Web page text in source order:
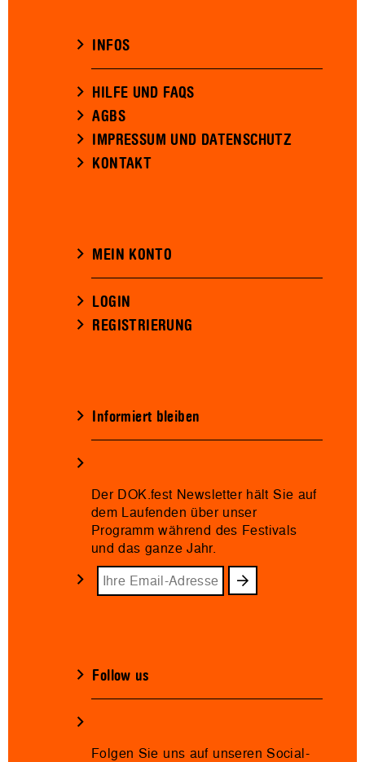
INFOS
HILFE UND FAQS
AGBS
IMPRESSUM UND DATENSCHUTZ
KONTAKT
MEIN KONTO
LOGIN
REGISTRIERUNG
Informiert bleiben
Der DOK.fest Newsletter hält Sie auf
dem Laufenden über unser
Programm während des Festivals
und das ganze Jahr.
Follow us
Folgen Sie uns auf unseren Social-